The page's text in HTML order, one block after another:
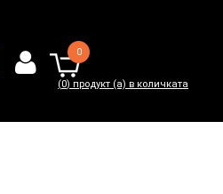
0
(0) продукт (а) в количката